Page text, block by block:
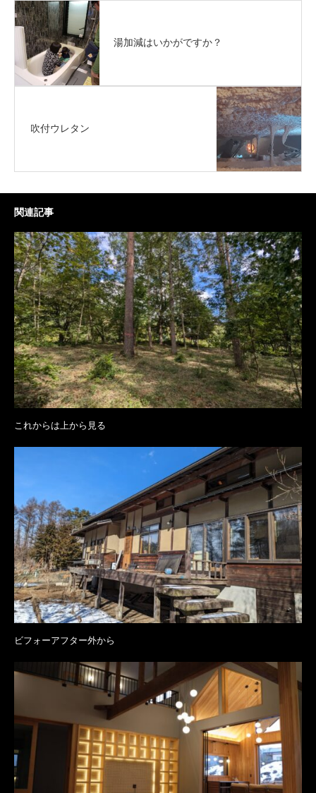
湯加減はいかがですか？
吹付ウレタン
関連記事
これからは上から見る
ビフォーアフター外から